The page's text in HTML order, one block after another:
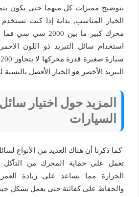
بتوضيح مميزات كل منهما حتى يكون
الخيار المناسب, بداية إذا كنت
محرك كبير ما بين
استخدام سائل التبريد ذو اللون
التبريد الأخضر هو الخيار الأفضل بالنسبة
المزيد حول اختيار
السيارات
كما ذكرنا أن هناك العديد من الأنواع
تعمل على حماية المحرك من التآكل
الحرارة مما يساعد على زيادة
والحفاظ على كفائتة حتى يعمل بشكل